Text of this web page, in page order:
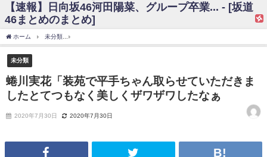
日向坂46まとめのまとめ / 【日向坂46】富田鈴花、次の事務所が決まって
そう！？
日向坂46まとめのまとめ / 【日向坂46】富田鈴花、次の事務所が決まって
そう！？
ハ！』ミーグリ日程がこちら
乃木坂あんてな ～乃木坂46・欅坂46・日向坂46のニュース・情報・話題
をピックアップ / 日向坂46卒業後初共演！佐々木久美さん、師匠オードリー若
林さんと再会した結果･･･【激レアさんを連れてきた。】
欅坂46/日向坂46まとめのまとめ / 『anan』の表紙の櫻坂46さん、多様性
の時代だと話題に
wwwwwwwwwwww
【速報】日向坂46河田陽菜、グループ卒業... - [坂道
46まとめのまとめ]
ホーム 未分類
未分類
蜷川実花「装苑で平手ちゃん取らせていただきま
したとてつもなく美しくザワザワしたなぁ
2020年7月30日 2020年7月30日